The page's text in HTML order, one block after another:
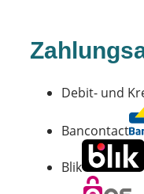
Debit- und
Bancontact
Blik